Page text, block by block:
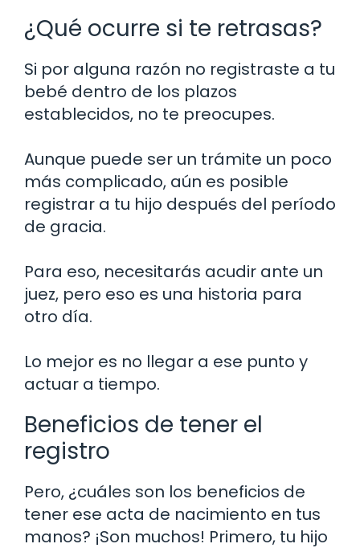
¿Qué ocurre si te retrasas?
Si por alguna razón no registraste a tu
bebé dentro de los plazos
establecidos, no te preocupes.
Aunque puede ser un trámite un poco
más complicado, aún es posible
registrar a tu hijo después del período
de gracia.
Para eso, necesitarás acudir ante un
juez, pero eso es una historia para
otro día.
Lo mejor es no llegar a ese punto y
actuar a tiempo.
Beneficios de tener el
registro
Pero, ¿cuáles son los beneficios de
tener ese acta de nacimiento en tus
manos? ¡Son muchos! Primero, tu hijo